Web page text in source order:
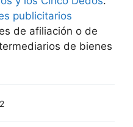
publicitarios
de afiliación o de
de bienes